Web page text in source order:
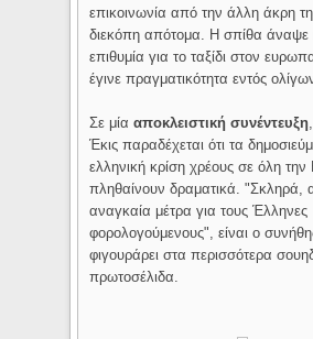
επικοινωνία από την άλλη άκρη
διεκόπη απότομα. Η σπίθα άναψε
επιθυμία για το ταξίδι στον
έγινε πραγματικότητα εντός
Σε μίααποκλειστική συνέντευξη
Έκις παραδέχεται ότι τα
ελληνική κρίση χρέους σε όλη
πληθαίνουν δραματικά. "Σκληρά,
αναγκαία μέτρα για τους Έλληνες
φορολογούμενους", είναι ο
φιγουράρει στα περισσότερα
πρωτοσέλιδα.